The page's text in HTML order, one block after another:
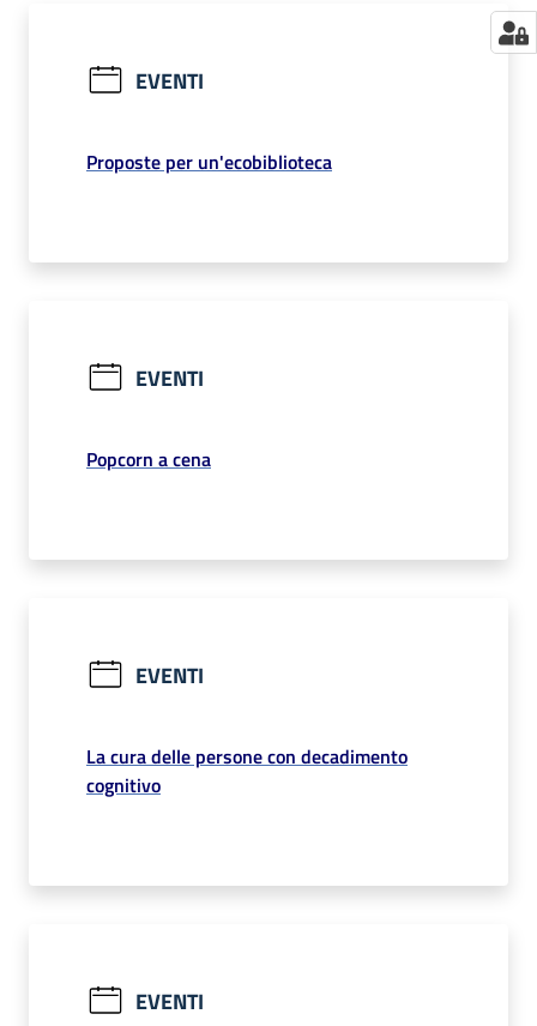
EVENTI
Proposte per un'ecobiblioteca
EVENTI
Popcorn a cena
EVENTI
La cura delle persone con decadimento
cognitivo
EVENTI